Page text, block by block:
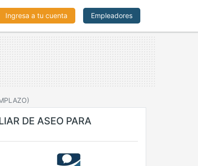
Ingresa a tu cuenta Empleadores
DE ASEO PARA